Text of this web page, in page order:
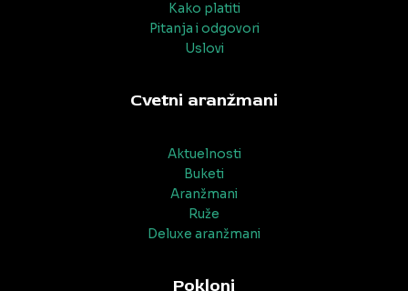
Kako platiti
Pitanja i odgovori
Uslovi
Cvetni aranžmani
Aktuelnosti
Buketi
Aranžmani
Ruže
Deluxe aranžmani
Pokloni